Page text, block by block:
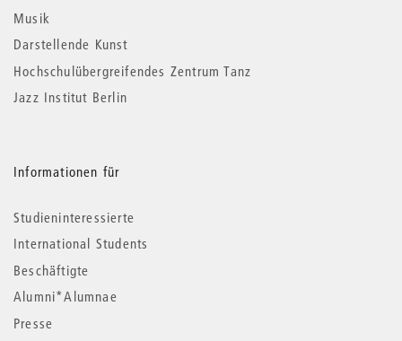
Musik
Darstellende Kunst
Hochschulübergreifendes Zentrum Tanz
Jazz Institut Berlin
Informationen für
Studieninteressierte
International Students
Beschäftigte
Alumni*Alumnae
Presse